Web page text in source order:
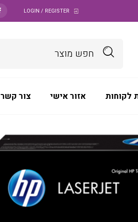
LOGIN / REGISTER
לקוחות אזור אישי צור קשר